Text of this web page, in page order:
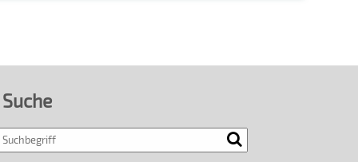
Suche
Search